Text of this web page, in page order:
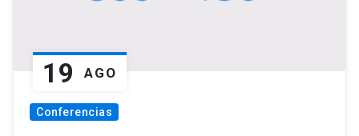
19 AGO
Conferencias